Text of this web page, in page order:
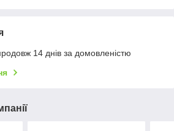
14 днів за домовленістю